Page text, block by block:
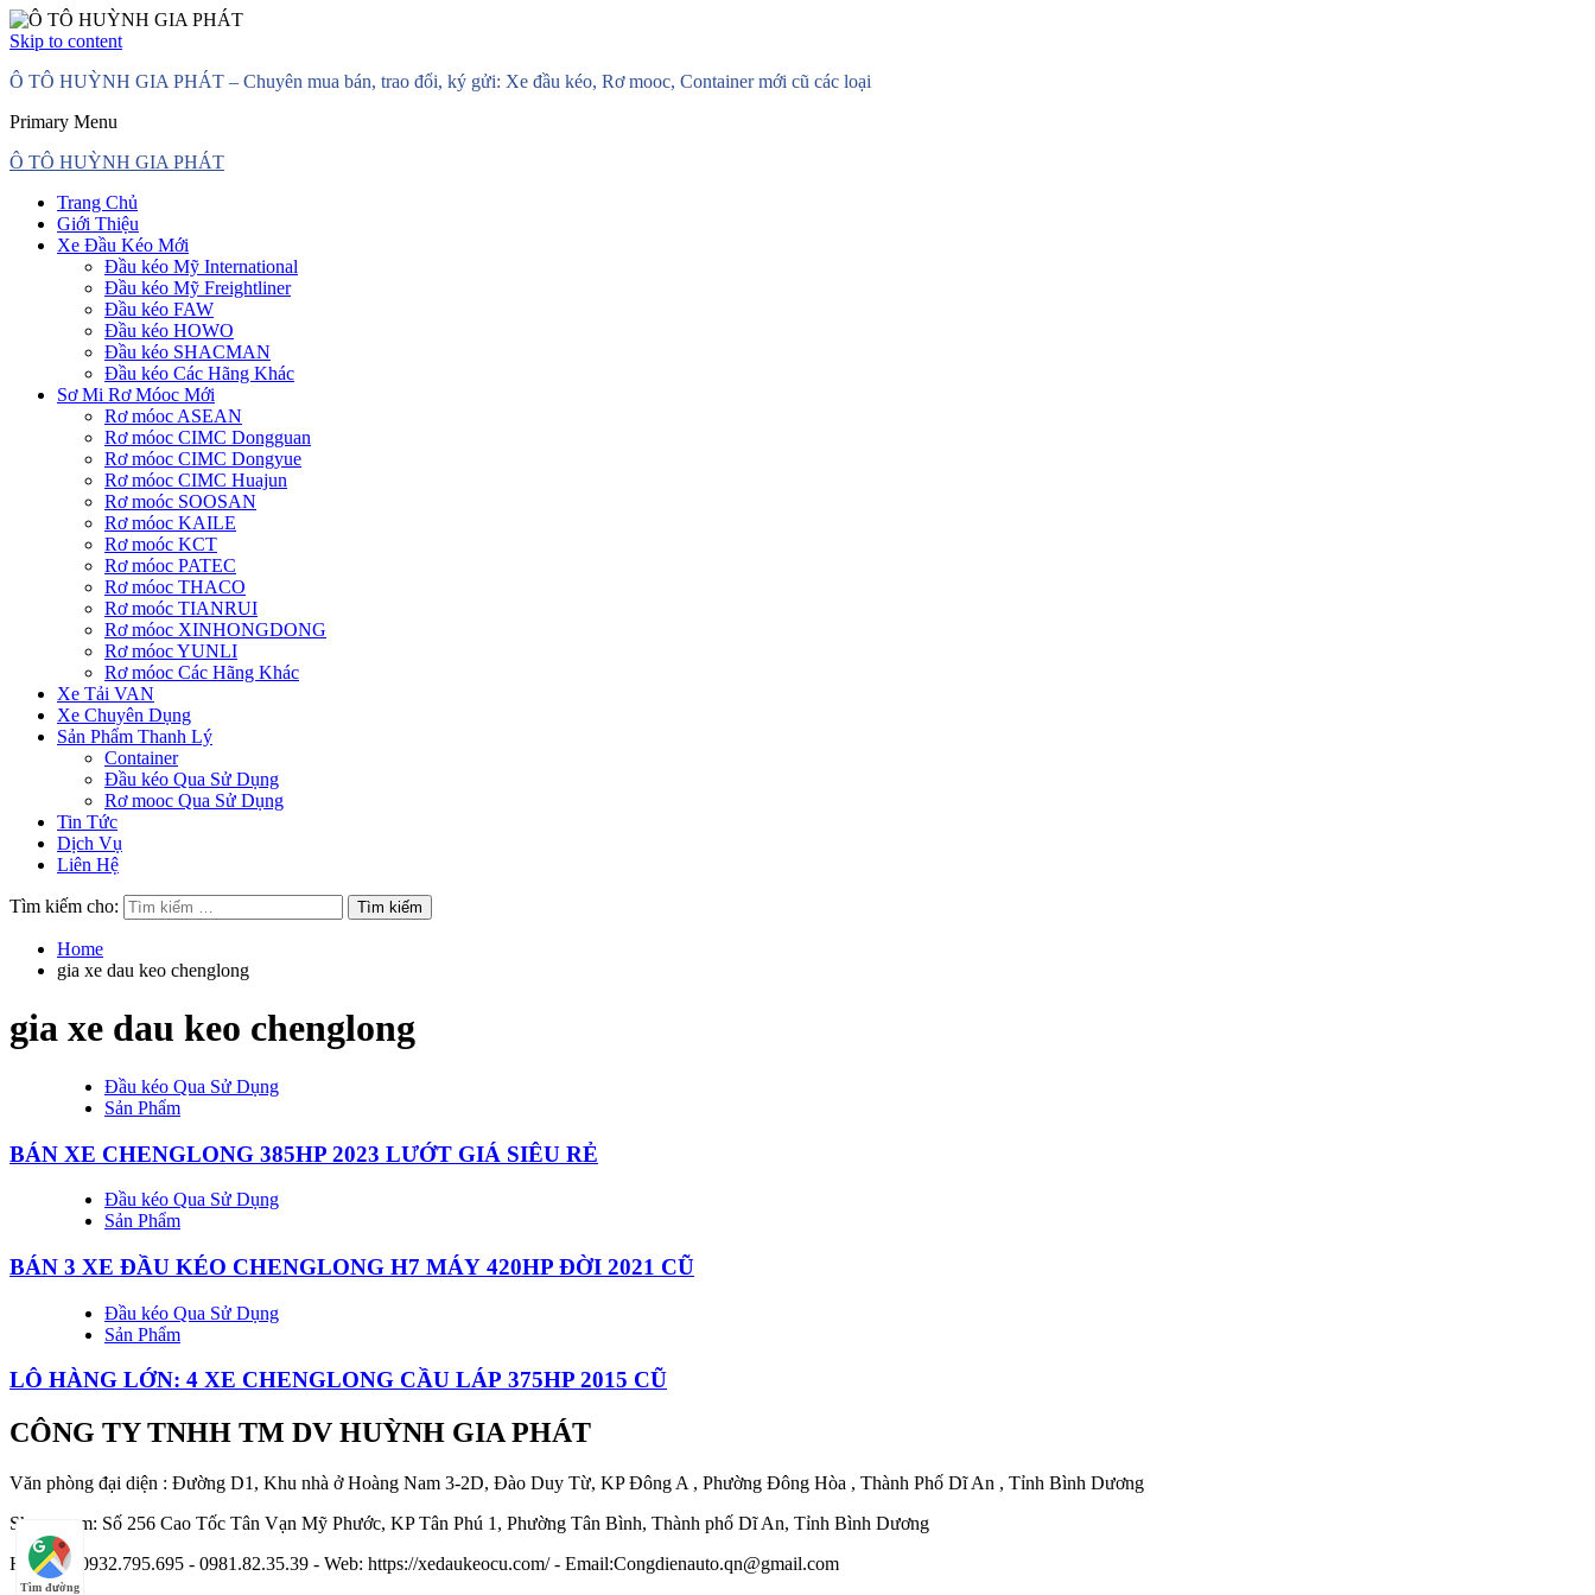
Skip to content
Ô TÔ HUỲNH GIA PHÁT – Chuyên mua bán, trao đổi, ký gửi: Xe đầu kéo, Rơ mooc, Container mới cũ các loại
Primary Menu
Ô TÔ HUỲNH GIA PHÁT
Trang Chủ
Giới Thiệu
Xe Đầu Kéo Mới
Đầu kéo Mỹ International
Đầu kéo Mỹ Freightliner
Đầu kéo FAW
Đầu kéo HOWO
Đầu kéo SHACMAN
Đầu kéo Các Hãng Khác
Sơ Mi Rơ Móoc Mới
Rơ móoc ASEAN
Rơ móoc CIMC Dongguan
Rơ móoc CIMC Dongyue
Rơ móoc CIMC Huajun
Rơ moóc SOOSAN
Rơ móoc KAILE
Rơ moóc KCT
Rơ móoc PATEC
Rơ móoc THACO
Rơ moóc TIANRUI
Rơ móoc XINHONGDONG
Rơ móoc YUNLI
Rơ móoc Các Hãng Khác
Xe Tải VAN
Xe Chuyên Dụng
Sản Phẩm Thanh Lý
Container
Đầu kéo Qua Sử Dụng
Rơ mooc Qua Sử Dụng
Tin Tức
Dịch Vụ
Liên Hệ
Tìm kiếm cho:
Home
gia xe dau keo chenglong
gia xe dau keo chenglong
Đầu kéo Qua Sử Dụng
Sản Phẩm
BÁN XE CHENGLONG 385HP 2023 LƯỚT GIÁ SIÊU RẺ
Đầu kéo Qua Sử Dụng
Sản Phẩm
BÁN 3 XE ĐẦU KÉO CHENGLONG H7 MÁY 420HP ĐỜI 2021 CŨ
Đầu kéo Qua Sử Dụng
Sản Phẩm
LÔ HÀNG LỚN: 4 XE CHENGLONG CẦU LÁP 375HP 2015 CŨ
CÔNG TY TNHH TM DV HUỲNH GIA PHÁT
Văn phòng đại diện : Đường D1, Khu nhà ở Hoàng Nam 3-2D, Đào Duy Từ, KP Đông A , Phường Đông Hòa , Thành Phố Dĩ An , Tỉnh Bình Dương
Showroom: Số 256 Cao Tốc Tân Vạn Mỹ Phước, KP Tân Phú 1, Phường Tân Bình, Thành phố Dĩ An, Tỉnh Bình Dương
Hotline : 0932.795.695 - 0981.82.35.39 - Web: https://xedaukeocu.com/ - Email:Congdienauto.qn@gmail.com
Tìm đường